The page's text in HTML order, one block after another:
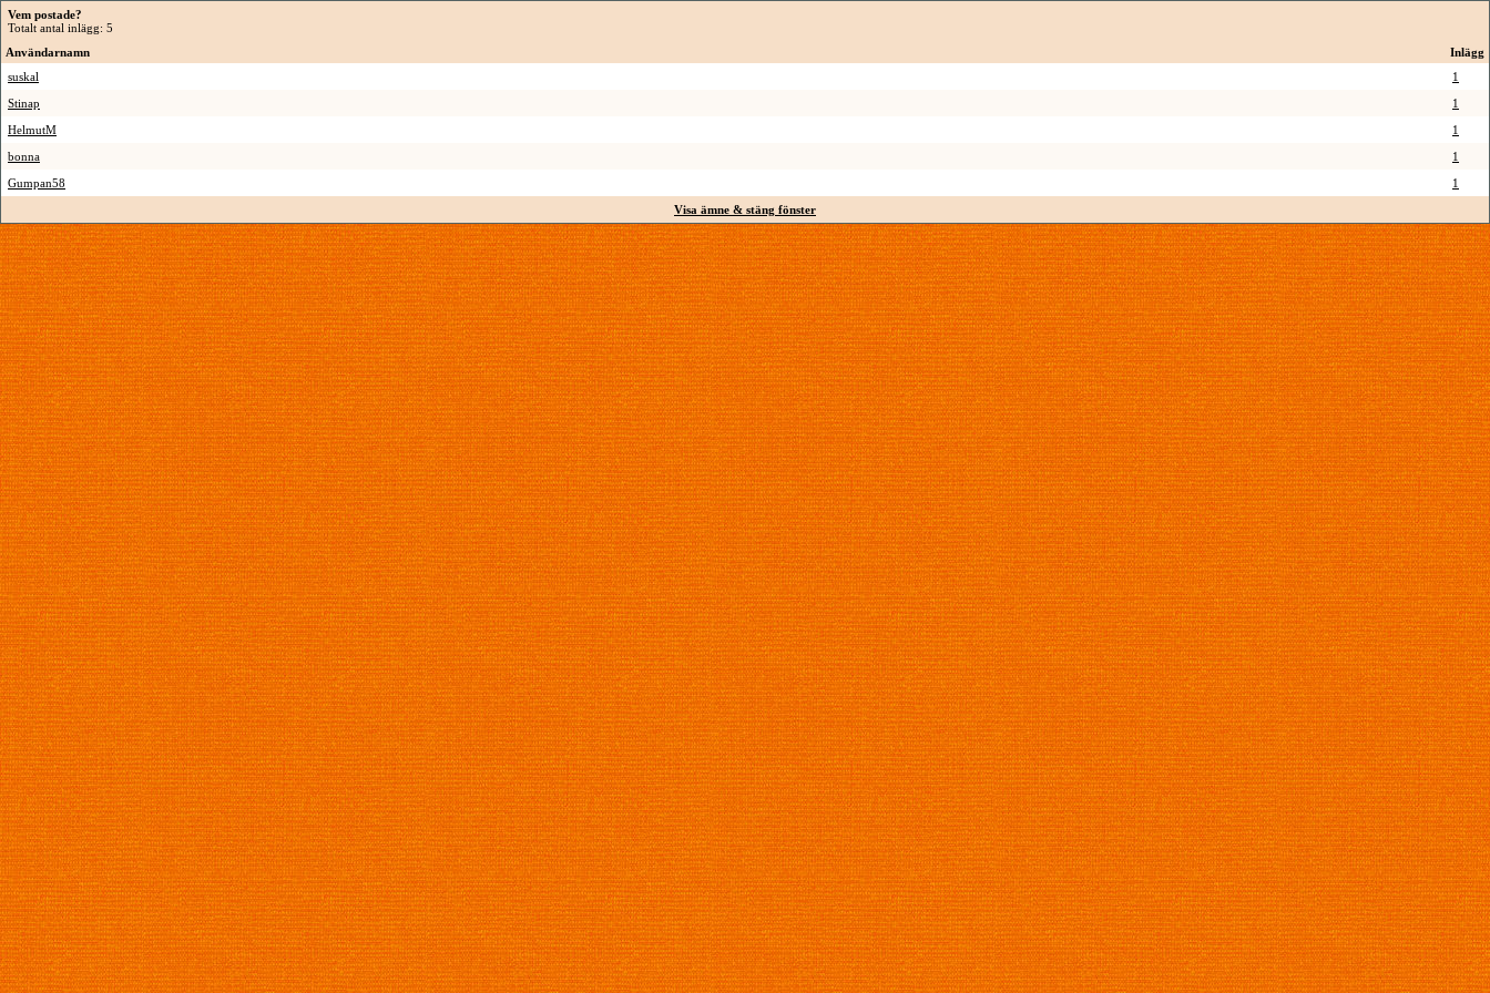
Vem postade?
Totalt antal inlägg: 5
Användarnamn
Inlägg
suskal
1
Stinap
1
HelmutM
1
bonna
1
Gumpan58
1
Visa ämne & stäng fönster